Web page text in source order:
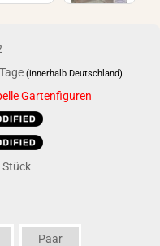
(innerhalb Deutschland)
Gartenfiguren
Stück
Paar